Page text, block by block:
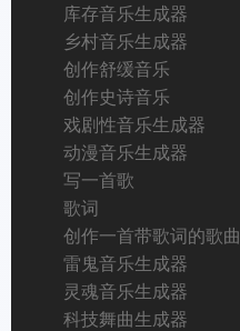
库存音乐生成器
乡村音乐生成器
创作舒缓音乐
创作史诗音乐
戏剧性音乐生成器
动漫音乐生成器
写一首歌
歌词
创作一首带歌词的歌曲
雷鬼音乐生成器
灵魂音乐生成器
科技舞曲生成器